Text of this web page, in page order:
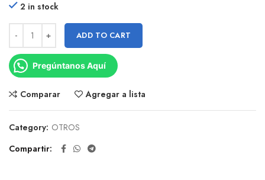
2 in stock
ADD TO CART
Pregúntanos Aquí
Comparar Agregar a lista
Category: OTROS
Compartir